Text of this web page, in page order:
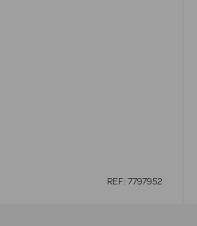
REF: 7797952